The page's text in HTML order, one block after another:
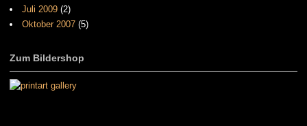
Juli 2009 (2)
Oktober 2007 (5)
Zum Bildershop